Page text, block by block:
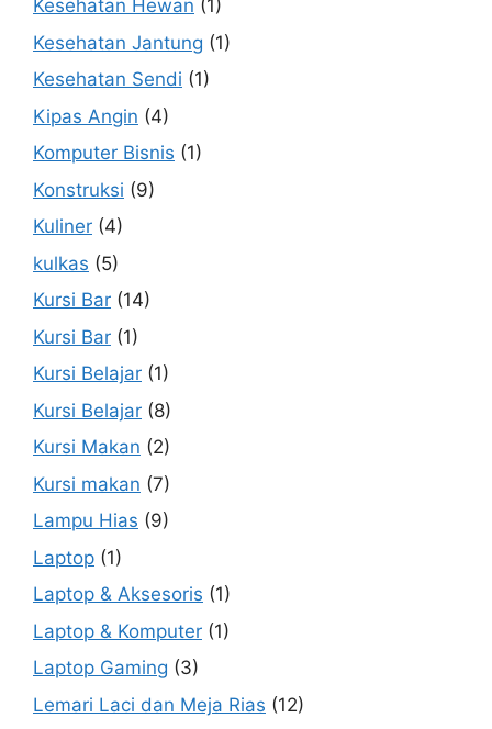
Kesehatan Hewan (1)
Kesehatan Jantung (1)
Kesehatan Sendi (1)
Kipas Angin (4)
Komputer Bisnis (1)
Konstruksi (9)
Kuliner (4)
kulkas (5)
Kursi Bar (14)
Kursi Bar (1)
Kursi Belajar (1)
Kursi Belajar (8)
Kursi Makan (2)
Kursi makan (7)
Lampu Hias (9)
Laptop (1)
Laptop & Aksesoris (1)
Laptop & Komputer (1)
Laptop Gaming (3)
Lemari Laci dan Meja Rias (12)